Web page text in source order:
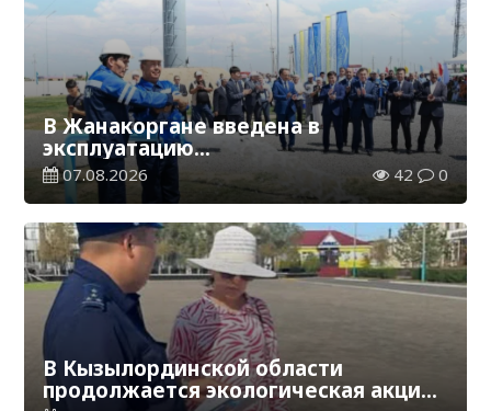
В Жанакоргане введена в
эксплуатацию
водораспределительная станция
07.08.2026 42 0
В Кызылординской области
продолжается экологическая акция